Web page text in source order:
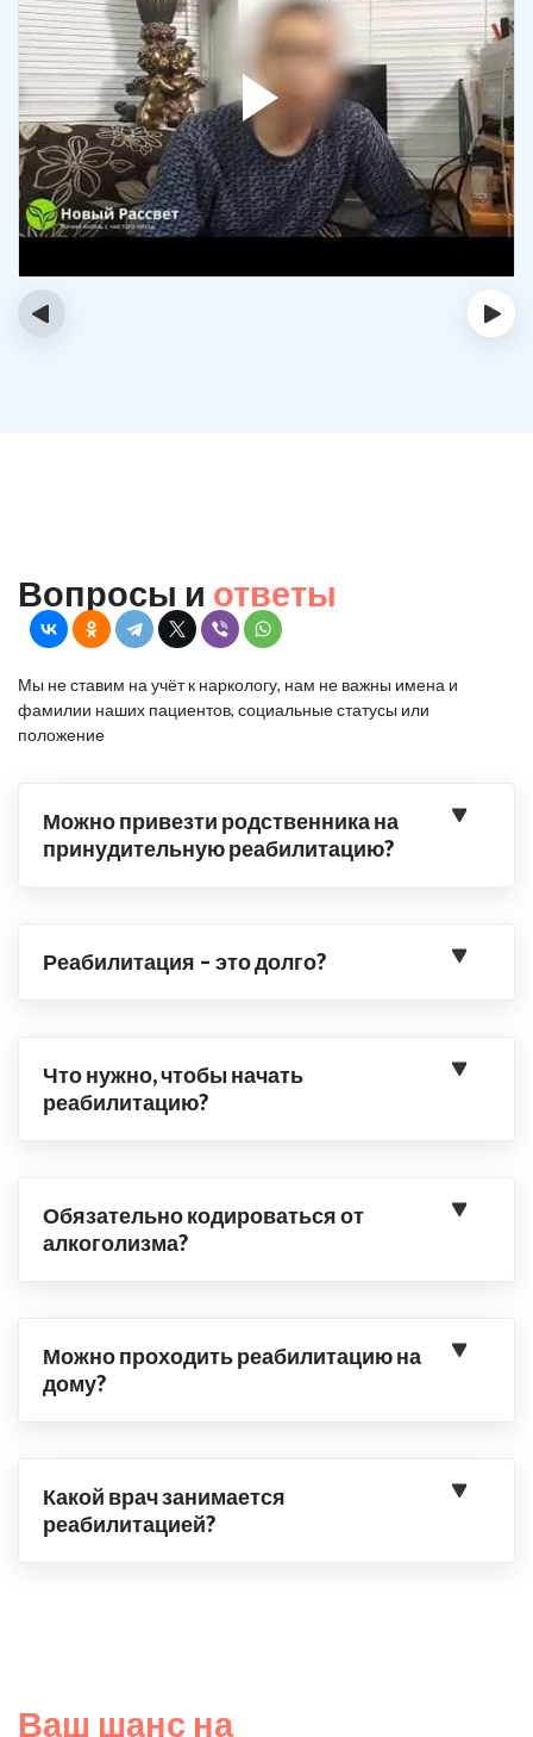
‹ ›
Вопросы и ответы
Мы не ставим на учёт к наркологу, нам не важны имена и
фамилии наших пациентов, социальные статусы или
положение
Можно привезти родственника на
принудительную реабилитацию?
Реабилитация – это долго?
Что нужно, чтобы начать
реабилитацию?
Обязательно кодироваться от
алкоголизма?
Можно проходить реабилитацию на
дому?
Какой врач занимается
реабилитацией?
Ваш шанс на